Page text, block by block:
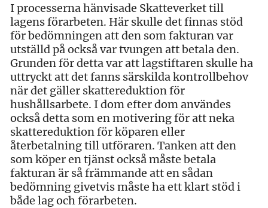
I processerna hänvisade Skatteverket till
lagens förarbeten. Här skulle det finnas stöd
för bedömningen att den som fakturan var
utställd på också var tvungen att betala den.
Grunden för detta var att lagstiftaren skulle ha
uttryckt att det fanns särskilda kontrollbehov
när det gäller skattereduktion för
hushållsarbete. I dom efter dom användes
också detta som en motivering för att neka
skattereduktion för köparen eller
återbetalning till utföraren. Tanken att den
som köper en tjänst också måste betala
fakturan är så främmande att en sådan
bedömning givetvis måste ha ett klart stöd i
både lag och förarbeten.